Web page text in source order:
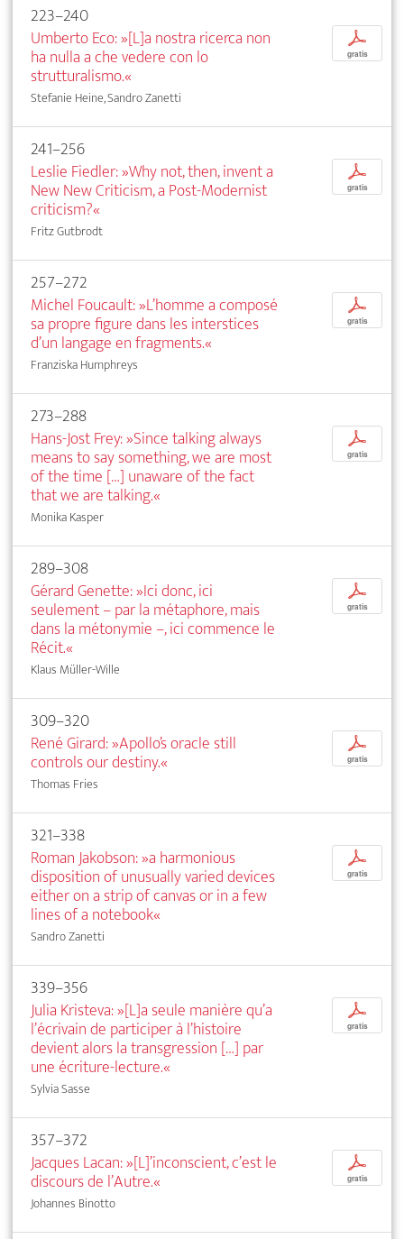
223–240
Umberto Eco: »[L]a nostra ricerca non
ha nulla a che vedere con lo
strutturalismo.«
Stefanie Heine, Sandro Zanetti
p
gratis
241–256
Leslie Fiedler: »Why not, then, invent a
New New Criticism, a Post-Modernist
criticism?«
Fritz Gutbrodt
p
gratis
257–272
Michel Foucault: »L’homme a composé
sa propre figure dans les interstices
d’un langage en fragments.«
Franziska Humphreys
p
gratis
273–288
Hans-Jost Frey: »Since talking always
means to say something, we are most
of the time […] unaware of the fact
that we are talking.«
Monika Kasper
p
gratis
289–308
Gérard Genette: »Ici donc, ici
seulement – par la métaphore, mais
dans la métonymie –, ici commence le
Récit.«
Klaus Müller-Wille
p
gratis
309–320
René Girard: »Apollo’s oracle still
controls our destiny.«
Thomas Fries
p
gratis
321–338
Roman Jakobson: »a harmonious
disposition of unusually varied devices
either on a strip of canvas or in a few
lines of a notebook«
Sandro Zanetti
p
gratis
339–356
Julia Kristeva: »[L]a seule manière qu’a
l’écrivain de participer à l’histoire
devient alors la transgression […] par
une écriture-lecture.«
Sylvia Sasse
p
gratis
357–372
Jacques Lacan: »[L]’inconscient, c’est le
discours de l’Autre.«
Johannes Binotto
p
gratis